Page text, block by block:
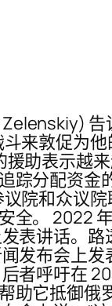
来敦促为
助表示越
分配资
院和众议
。 2022
表讲话。
发布会上
者呼吁在
助它抵御